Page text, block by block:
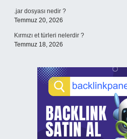
.jar dosyası nedir ?
Temmuz 20, 2026
Kırmızı et türleri nelerdir ?
Temmuz 18, 2026